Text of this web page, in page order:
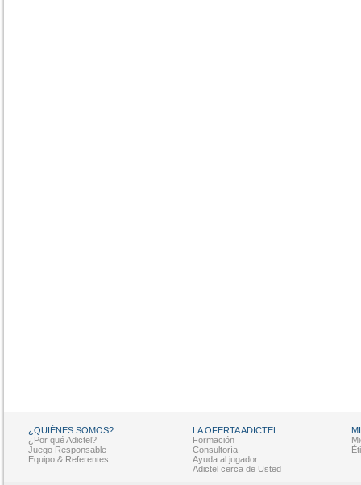
¿QUIÉNES SOMOS?
¿Por qué Adictel?
Juego Responsable
Equipo & Referentes
LA OFERTA ADICTEL
Formación
Consultoría
Ayuda al jugador
Adictel cerca de Usted